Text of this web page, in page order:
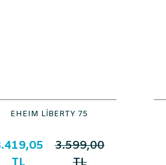
EHEIM LİBERTY 75
3.599,00